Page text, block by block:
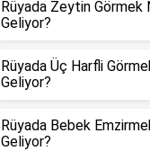
Rüyada Zeytin Görmek
Geliyor?
Rüyada Üç Harfli
Geliyor?
Rüyada Bebek
Geliyor?